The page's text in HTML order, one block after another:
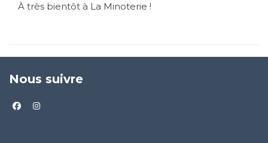
À très bientôt à La Minoterie !
Nous suivre
facebookinstagram